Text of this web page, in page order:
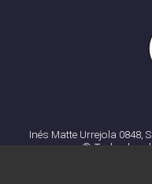
Inés Matte Urrejola 0848,
© Todos los